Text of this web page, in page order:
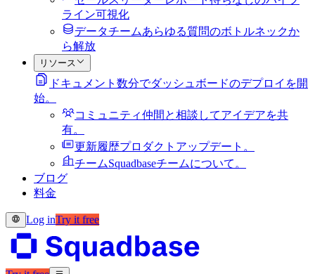
ライン可視化
データチームあらゆる質問のボトルネックか
ら解放
リソース
ドキュメント 数分でダッシュボードのデプロイを開
始。
コミュニティ仲間と相談してアイデアを共
有。
更新履歴プロダクトアップデート。
チームSquadbaseチームについて。
ブログ
料金
Log inTry it free